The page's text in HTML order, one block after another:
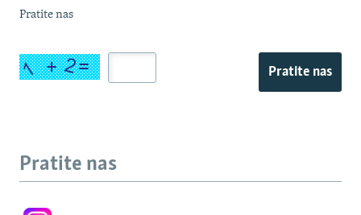
Pratite nas
Pratite nas
Pratite nas